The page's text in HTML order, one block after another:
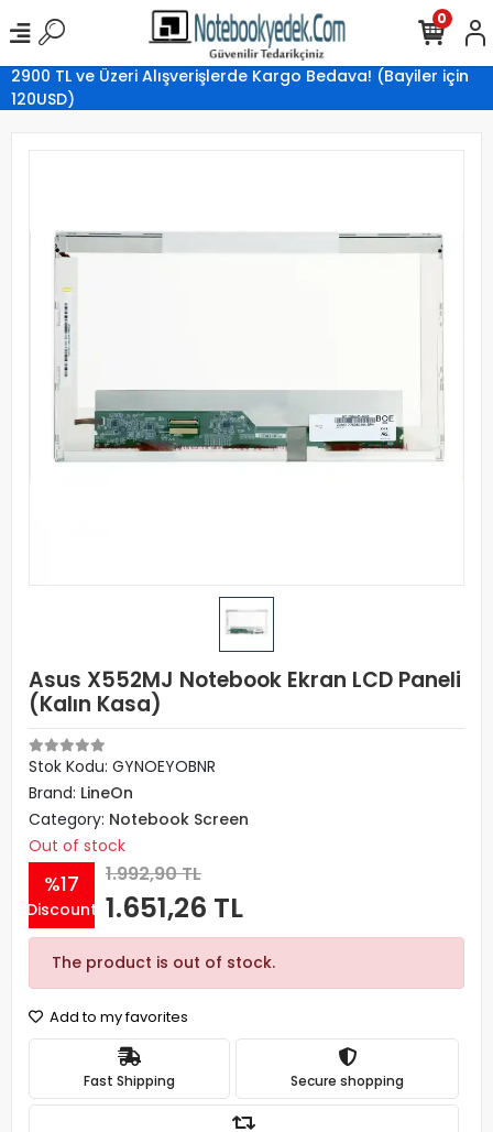
2900 TL ve Üzeri Alışverişlerde Kargo Bedava! (Bayiler için
120USD)
0
Asus X552MJ Notebook Ekran LCD Paneli
(Kalın Kasa)
Stok Kodu: GYNOEYOBNR
Brand: LineOn
Category: Notebook Screen
Out of stock
%17
Discount
1.992,90 TL
1.651,26 TL
The product is out of stock.
Add to my favorites
Fast Shipping Secure shopping